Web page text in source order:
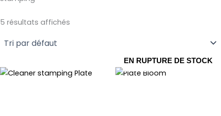
5 résultats affichés
EN RUPTURE DE STOCK